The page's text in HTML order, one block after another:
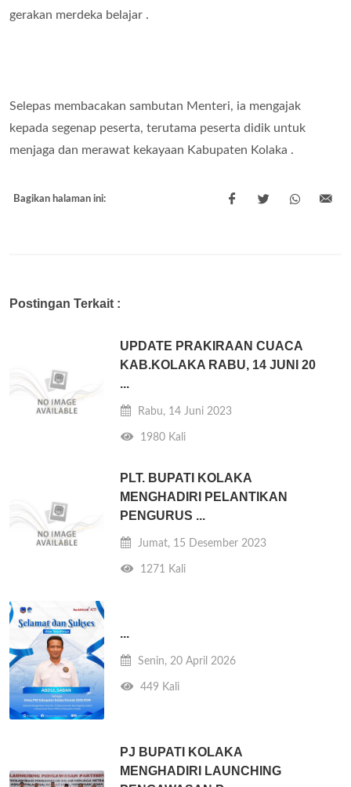
gerakan merdeka belajar .
Selepas membacakan sambutan Menteri, ia mengajak
kepada segenap peserta, terutama peserta didik untuk
menjaga dan merawat kekayaan Kabupaten Kolaka .
Bagikan halaman ini:
Postingan Terkait :
UPDATE PRAKIRAAN CUACA
KAB.KOLAKA RABU, 14 JUNI 20
...
Rabu, 14 Juni 2023
1980 Kali
PLT. BUPATI KOLAKA
MENGHADIRI PELANTIKAN
PENGURUS ...
Jumat, 15 Desember 2023
1271 Kali
...
Senin, 20 April 2026
449 Kali
PJ BUPATI KOLAKA
MENGHADIRI LAUNCHING